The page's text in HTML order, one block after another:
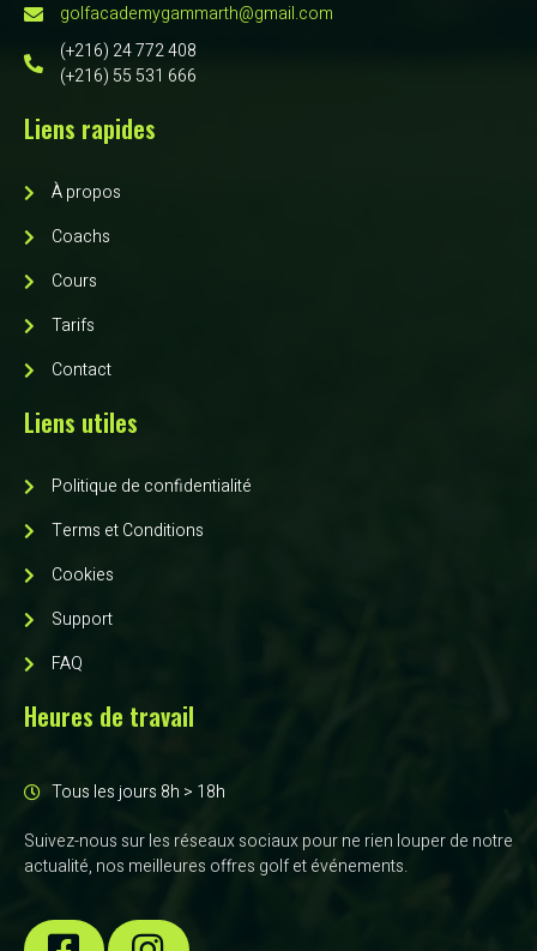
golfacademygammarth@gmail.com
(+216) 24 772 408
(+216) 55 531 666
Liens rapides
À propos
Coachs
Cours
Tarifs
Contact
Liens utiles
Politique de confidentialité
Terms et Conditions
Cookies
Support
FAQ
Heures de travail
Tous les jours 8h > 18h
Suivez-nous sur les réseaux sociaux pour ne rien louper de notre
actualité, nos meilleures offres golf et événements.